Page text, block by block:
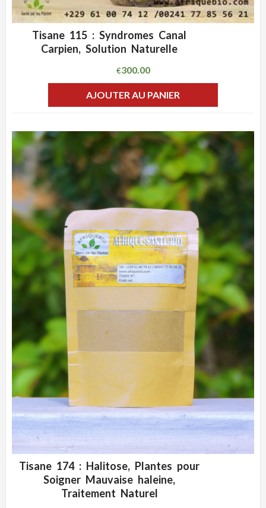
ADD WISHLIST
Tisane 115 : Syndromes Canal
Carpien, Solution Naturelle
€300.00
AJOUTER AU PANIER
ADD WISHLIST
Tisane 174 : Halitose, Plantes pour
Soigner Mauvaise haleine,
Traitement Naturel